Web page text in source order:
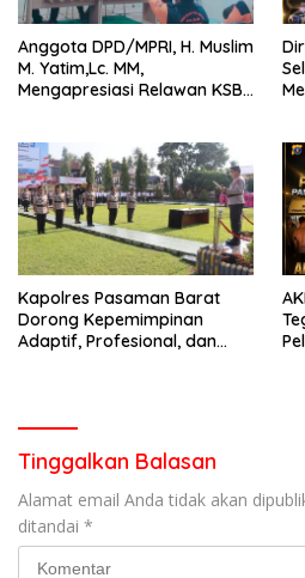
Anggota DPD/MPRI, H. Muslim
M. Yatim,Lc. MM,
Mengapresiasi Relawan KSB
Bencana
Kapolres Pasaman Barat
Dorong Kepemimpinan
Adaptif, Profesional, dan
Tinggalkan Balasan
Alamat email Anda tidak akan
ditandai *